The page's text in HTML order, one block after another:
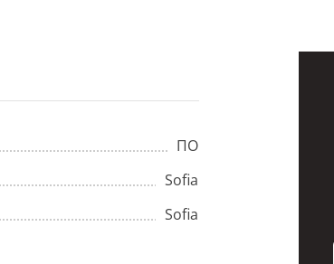
ПО
Sofia
Sofia